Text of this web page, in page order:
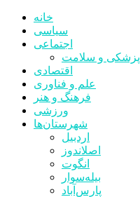
خانه
سیاسی
اجتماعی
پزشکی و سلامت
اقتصادی
علم و فناوری
فرهنگ و هنر
ورزشی
شهرستان‌ها
اردبیل
اصلاندوز
انگوت
بیله‌سوار
پارس‌آباد